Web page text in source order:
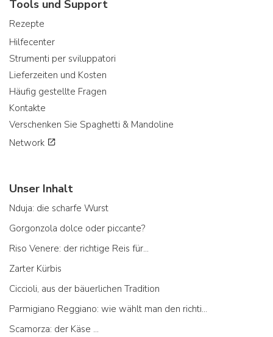
Tools und Support
Rezepte
Hilfecenter
Strumenti per sviluppatori
Lieferzeiten und Kosten
Häufig gestellte Fragen
Kontakte
Verschenken Sie Spaghetti & Mandoline
Network
Unser Inhalt
Nduja: die scharfe Wurst
Gorgonzola dolce oder piccante?
Riso Venere: der richtige Reis für...
Zarter Kürbis
Ciccioli, aus der bäuerlichen Tradition
Parmigiano Reggiano: wie wählt man den richtigen aus
Scamorza: der Käse ...